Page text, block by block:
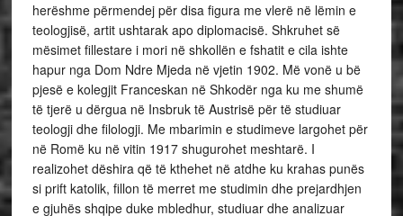
herëshme përmendej për disa figura me vlerë në lëmin e
teologjisë, artit ushtarak apo diplomacisë. Shkruhet së
mësimet fillestare i mori në shkollën e fshatit e cila ishte
hapur nga Dom Ndre Mjeda në vjetin 1902. Më vonë u bë
pjesë e kolegjit Franceskan në Shkodër nga ku me shumë
të tjerë u dërgua në Insbruk të Austrisë për të studiuar
teologji dhe filologji. Me mbarimin e studimeve largohet për
në Romë ku në vitin 1917 shugurohet meshtarë. I
realizohet dëshira që të kthehet në atdhe ku krahas punës
si prift katolik, fillon të merret me studimin dhe prejardhjen
e gjuhës shqipe duke mbledhur, studiuar dhe analizuar